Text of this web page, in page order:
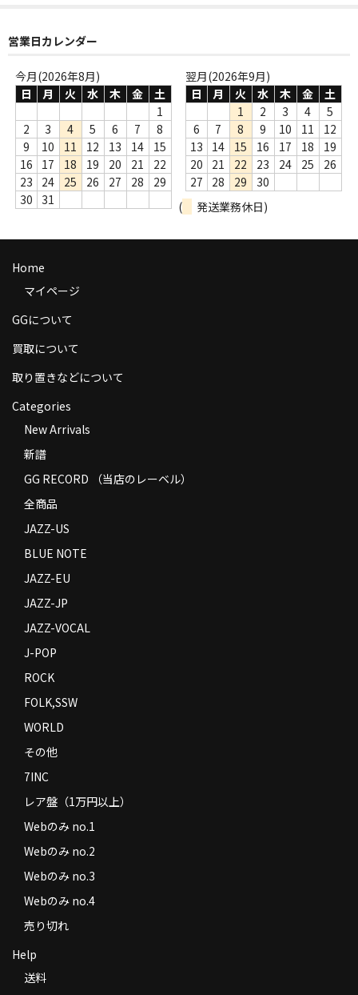
Webのみ no.2
Webのみ no.3
Webのみ no.4
売り切れ
商品の発送
お支払い方法
Privacy Policy
特定商取引法に基づく表示
営業日カレンダー
今月(2026年8月)
日
月 火 水 木 金
土
1
2
3 4 5 6 7
8
9
10 11 12 13 14
15
16
17 18 19 20 21
22
23
24 25 26 27 28
29
30
31
翌月(2026年9月)
日
月 火 水 木 金
土
1
2 3 4
5
6
7 8 9 10 11
12
13
14 15 16 17 18
19
20
21 22 23 24 25
26
27
28 29
30
(
発送業務休日)
Home
マイページ
GGについて
買取について
取り置きなどについて
Categories
New Arrivals
新譜
GG RECORD （当店のレーベル）
全商品
JAZZ-US
BLUE NOTE
JAZZ-EU
JAZZ-JP
JAZZ-VOCAL
J-POP
ROCK
FOLK,SSW
WORLD
その他
7INC
レア盤（1万円以上）
Webのみ no.1
Webのみ no.2
Webのみ no.3
Webのみ no.4
売り切れ
Help
送料